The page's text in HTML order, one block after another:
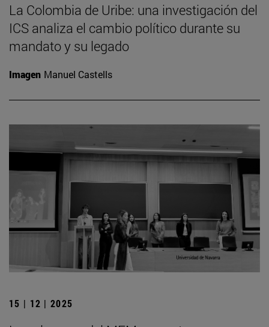
La Colombia de Uribe: una investigación del
ICS analiza el cambio político durante su
mandato y su legado
Imagen Manuel Castells
15 | 12 | 2025